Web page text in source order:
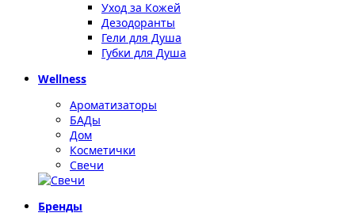
Уход за Кожей
Дезодоранты
Гели для Душа
Губки для Душа
Wellness
Ароматизаторы
БАДы
Дом
Косметички
Свечи
Бренды